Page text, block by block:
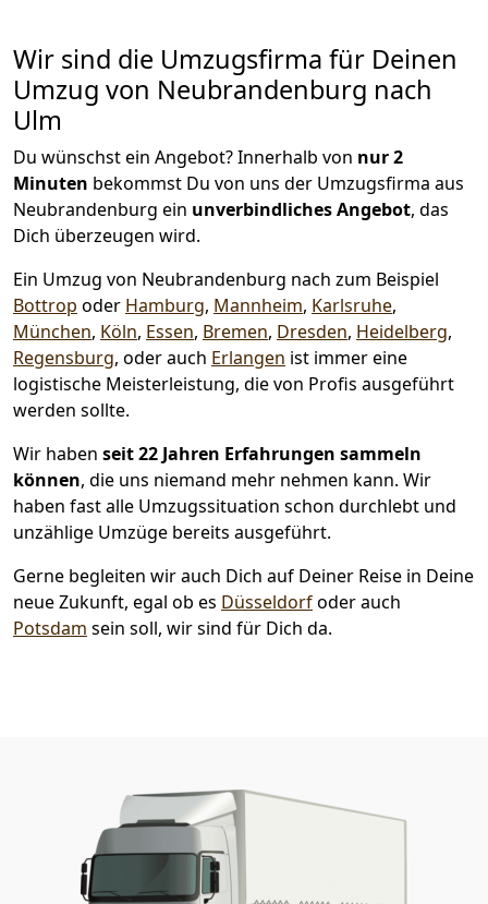
Wir sind die Umzugsfirma für Deinen
Umzug von Neubrandenburg nach
Ulm
Du wünschst ein Angebot? Innerhalb von nur 2
Minuten bekommst Du von uns der Umzugsfirma aus
Neubrandenburg ein unverbindliches Angebot, das
Dich überzeugen wird.
Ein Umzug von Neubrandenburg nach zum Beispiel
Bottrop oder Hamburg, Mannheim, Karlsruhe,
München, Köln, Essen, Bremen, Dresden, Heidelberg,
Regensburg, oder auch Erlangen ist immer eine
logistische Meisterleistung, die von Profis ausgeführt
werden sollte.
Wir haben seit22 Jahren Erfahrungen sammeln
können, die uns niemand mehr nehmen kann. Wir
haben fast alle Umzugssituation schon durchlebt und
unzählige Umzüge bereits ausgeführt.
Gerne begleiten wir auch Dich auf Deiner Reise in Deine
neue Zukunft, egal ob es Düsseldorfoder auch
Potsdam sein soll, wir sind für Dich da.